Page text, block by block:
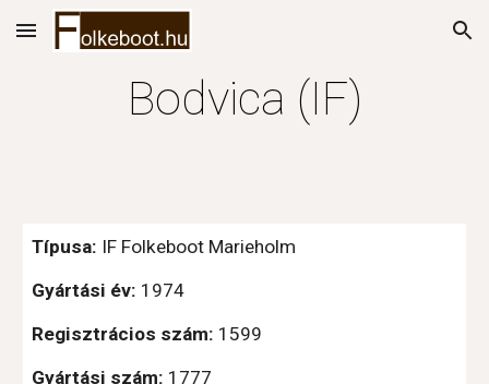
Skip to main content Skip to navigation
Bodvica (IF)
Típusa: IF Folkeboot Marieholm
Gyártási év: 1974
Regisztrácios szám: 1599
Gyártási szám: 1777